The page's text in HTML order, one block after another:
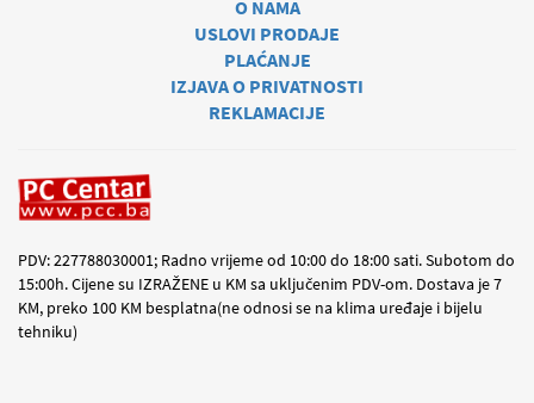
O NAMA
USLOVI PRODAJE
PLAĆANJE
IZJAVA O PRIVATNOSTI
REKLAMACIJE
PDV: 227788030001; Radno vrijeme od 10:00 do 18:00 sati. Subotom do
15:00h. Cijene su IZRAŽENE u KM sa uključenim PDV-om. Dostava je 7
KM, preko 100 KM besplatna(ne odnosi se na klima uređaje i bijelu
tehniku)